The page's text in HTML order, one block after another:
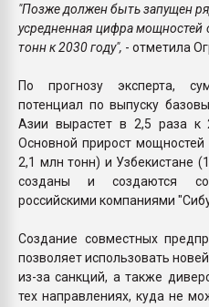
"Позже должен быть запущен
усредненная цифра мощностей
тонн к 2030 году", - отметила
По прогнозу эксперта,
потенциал по выпуску
Азии вырастет в 2,5 раза к
Основной прирост мощностей
2,1 млн тонн) и Узбекистане
созданы и создаются
российскими компаниями
Создание совместных
позволяет использовать
из-за санкций, а также
тех направлениях, куда не